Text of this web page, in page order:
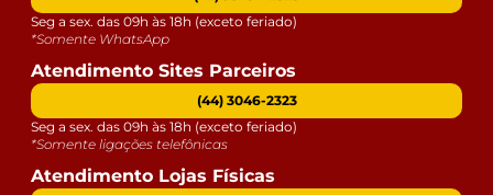
Seg a sex. das 09h às 18h (exceto feriado)
*Somente WhatsApp
Atendimento Sites Parceiros
(44) 3046-2323
Seg a sex. das 09h às 18h (exceto feriado)
*Somente ligações telefônicas
Atendimento Lojas Físicas